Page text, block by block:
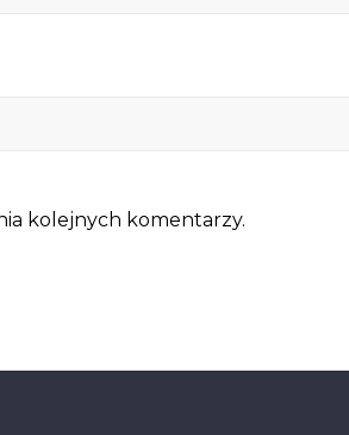
kolejnych komentarzy.